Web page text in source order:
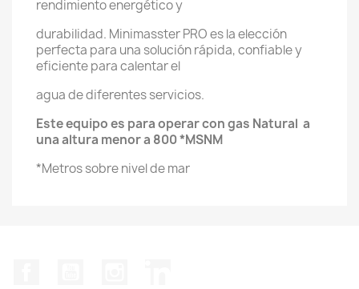
rendimiento energético y
durabilidad. Minimasster PRO es la elección
perfecta para una solución rápida, confiable y
eficiente para calentar el
agua de diferentes servicios.
Este equipo es para operar con gas Natural a
una altura menor a 800 *MSNM
*Metros sobre nivel de mar